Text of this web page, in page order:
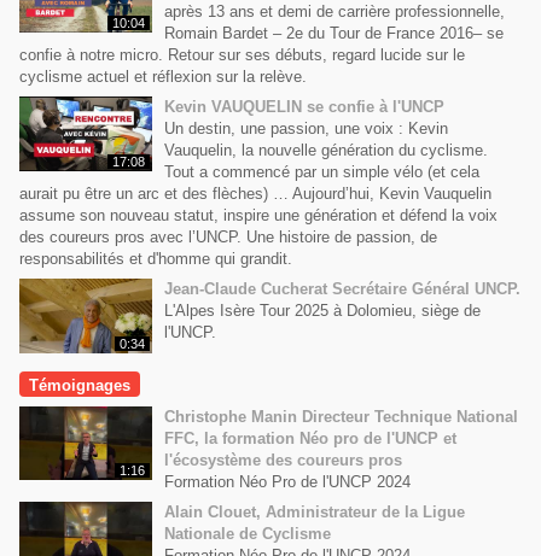
10:04
après 13 ans et demi de carrière professionnelle,
Romain Bardet – 2e du Tour de France 2016– se
confie à notre micro. Retour sur ses débuts, regard lucide sur le
cyclisme actuel et réflexion sur la relève.
17:08
Kevin VAUQUELIN se confie à l'UNCP
Un destin, une passion, une voix : Kevin
Vauquelin, la nouvelle génération du cyclisme.
Tout a commencé par un simple vélo (et cela
aurait pu être un arc et des flèches) … Aujourd’hui, Kevin Vauquelin
assume son nouveau statut, inspire une génération et défend la voix
des coureurs pros avec l’UNCP. Une histoire de passion, de
responsabilités et d'homme qui grandit.
0:34
Jean-Claude Cucherat Secrétaire Général UNCP.
L'Alpes Isère Tour 2025 à Dolomieu, siège de
l'UNCP.
Témoignages
1:16
Christophe Manin Directeur Technique National
FFC, la formation Néo pro de l'UNCP et
l'écosystème des coureurs pros
Formation Néo Pro de l'UNCP 2024
Alain Clouet, Administrateur de la Ligue
Nationale de Cyclisme